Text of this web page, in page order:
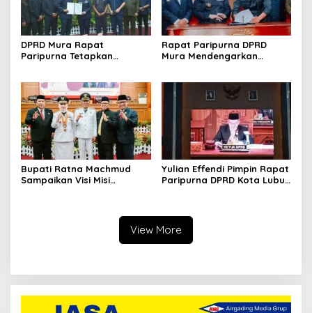
DPRD Mura Rapat
Paripurna Tetapkan
Publik dan Penguatan
Ekonomi Daerah
Rapat Paripurna DPRD
Mura Mendengarkan
Bupati Ratna Machmud
Sampaikan Visi Misi
Yulian Effendi Pimpin Rapat
Paripurna DPRD Kota Lubuk
View More